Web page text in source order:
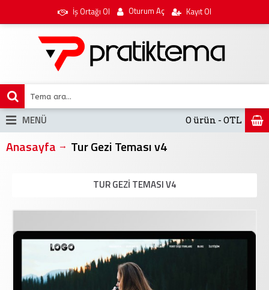
İş Ortağı Ol Oturum Aç Kayıt Ol
0 ürün - 0TL
MENÜ
Anasayfa Tur Gezi Teması v4
TUR GEZI TEMASI V4